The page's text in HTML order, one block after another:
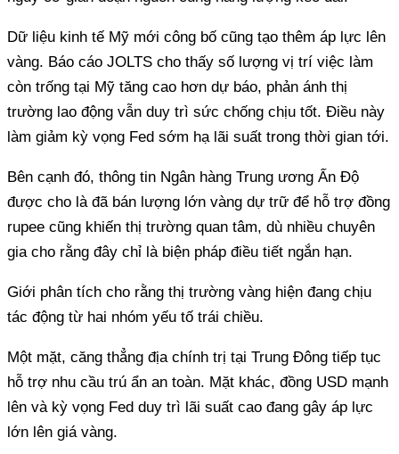
Dữ liệu kinh tế Mỹ mới công bố cũng tạo thêm áp lực lên
vàng. Báo cáo JOLTS cho thấy số lượng vị trí việc làm
còn trống tại Mỹ tăng cao hơn dự báo, phản ánh thị
trường lao động vẫn duy trì sức chống chịu tốt. Điều này
làm giảm kỳ vọng Fed sớm hạ lãi suất trong thời gian tới.
Bên cạnh đó, thông tin Ngân hàng Trung ương Ấn Độ
được cho là đã bán lượng lớn vàng dự trữ để hỗ trợ đồng
rupee cũng khiến thị trường quan tâm, dù nhiều chuyên
gia cho rằng đây chỉ là biện pháp điều tiết ngắn hạn.
Giới phân tích cho rằng thị trường vàng hiện đang chịu
tác động từ hai nhóm yếu tố trái chiều.
Một mặt, căng thẳng địa chính trị tại Trung Đông tiếp tục
hỗ trợ nhu cầu trú ẩn an toàn. Mặt khác, đồng USD mạnh
lên và kỳ vọng Fed duy trì lãi suất cao đang gây áp lực
lớn lên giá vàng.